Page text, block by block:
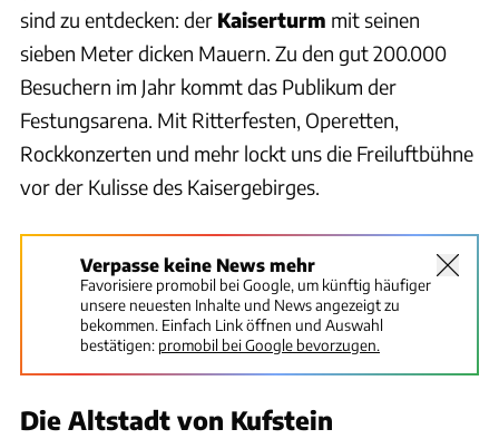
sind zu entdecken: der Kaiserturm mit seinen
sieben Meter dicken Mauern. Zu den gut 200.000
Besuchern im Jahr kommt das Publikum der
Festungsarena. Mit Ritterfesten, Operetten,
Rockkonzerten und mehr lockt uns die Freiluftbühne
vor der Kulisse des Kaisergebirges.
Verpasse keine News mehr
Favorisiere promobil bei Google, um künftig häufiger
unsere neuesten Inhalte und News angezeigt zu
bekommen. Einfach Link öffnen und Auswahl
bestätigen: promobil bei Google bevorzugen.
Die Altstadt von Kufstein